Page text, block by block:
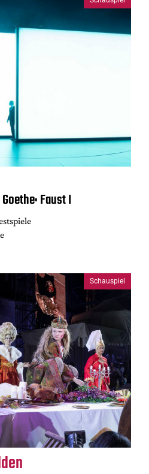
Faust I
Schauspiel